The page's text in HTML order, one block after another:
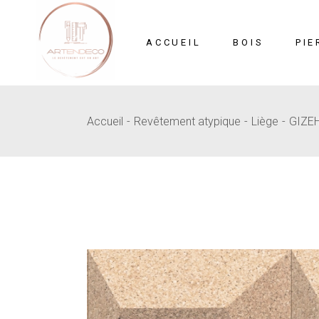
ACCUEIL BOIS
Mosaïque
Accueil Revêtement atypique Liège